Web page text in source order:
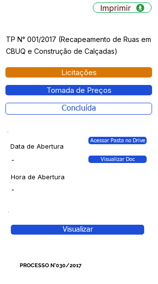
Imprimir
TP N° 001/2017 (Recapeamento de Ruas em
CBUQ e Construção de Calçadas)
Licitações
Tomada de Preços
Concluída
Data de Abertura
Acessar Pasta no Drive
- Visualizar Doc
Hora de Abertura
-
Visualizar
PROCESSO N°030/2017